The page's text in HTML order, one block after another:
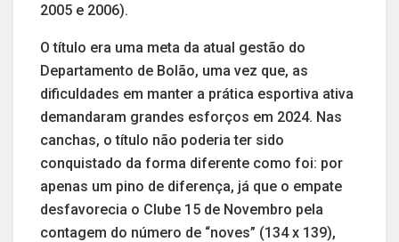
2005 e 2006).
O título era uma meta da atual gestão do
Departamento de Bolão, uma vez que, as
dificuldades em manter a prática esportiva ativa
demandaram grandes esforços em 2024. Nas
canchas, o título não poderia ter sido
conquistado da forma diferente como foi: por
apenas um pino de diferença, já que o empate
desfavorecia o Clube 15 de Novembro pela
contagem do número de “noves” (134 x 139),